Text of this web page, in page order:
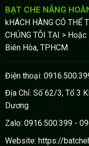
BẠT CHE NẮNG
kHÁCH HÀNG CÓ THỂ
CHÚNG TÔI TẠI >
Biên Hòa, TPHCM.
Điện thoại:
Địa Chỉ: Số 62/3, Tổ 3
Dương
Zalo: 0916.500.399 -
Website: https://